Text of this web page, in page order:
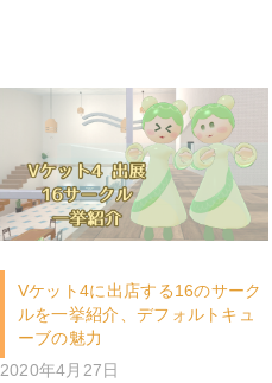
Vケット4に出店する16のサーク
ルを一挙紹介、デフォルトキュ
ーブの魅力
2020年4月27日